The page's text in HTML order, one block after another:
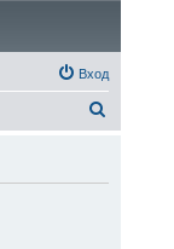
Вход